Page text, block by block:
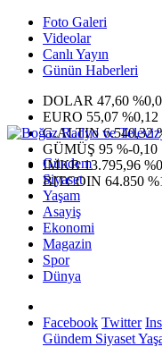
Foto Galeri
Videolar
Canlı Yayın
Günün Haberleri
DOLAR 47,60
EURO 55,07 %0,12
G.ALTIN6.540,32
GÜMÜŞ 95 %-0,10
IMKB13.795,96
BITCOIN 64.850
Gündem
Siyaset
Yaşam
Asayiş
Ekonomi
Magazin
Spor
Dünya
Facebook Twitter
Gündem Siyaset